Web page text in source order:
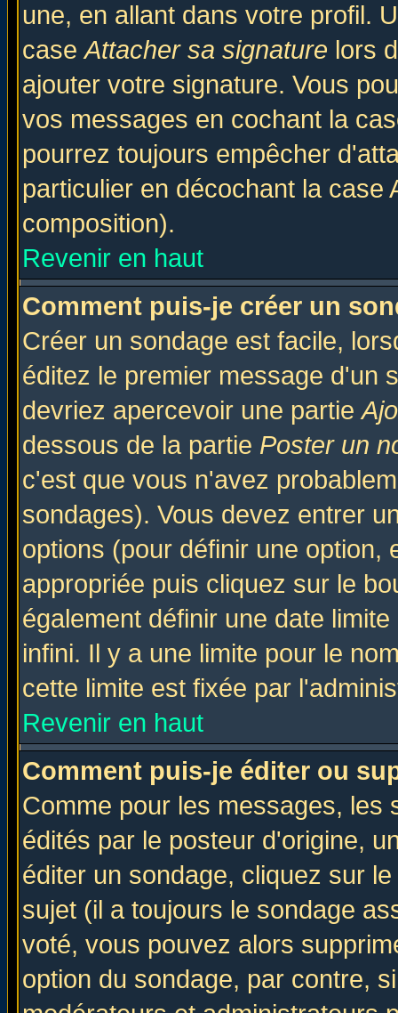
une, en allant dans votre profil.
caseAttacher sa signature lors
ajouter votre signature. Vous
vos messages en cochant la
pourrez toujours empêcher
particulier en décochant la
composition).
Revenir en haut
Comment puis-je créer un
Créer un sondage est facile,
éditez le premier message d'un
devriez apercevoir une partie
dessous de la partie Poster un
c'est que vous n'avez
sondages). Vous devez entrer
options (pour définir une option,
appropriée puis cliquez sur le
également définir une date
infini. Il y a une limite pour le
cette limite est fixée par
Revenir en haut
Comment puis-je éditer ou
Comme pour les messages, les
édités par le posteur d'origine,
éditer un sondage, cliquez sur
sujet (il a toujours le sondage
voté, vous pouvez alors
option du sondage, par contre,